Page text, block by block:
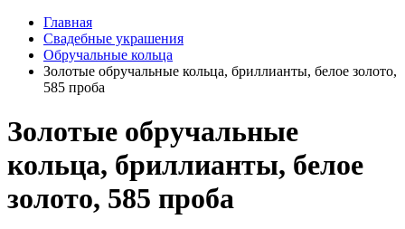
Главная
Свадебные украшения
Обручальные кольца
Золотые обручальные кольца, бриллианты, белое золото,
585 проба
Золотые обручальные
кольца, бриллианты, белое
золото, 585 проба